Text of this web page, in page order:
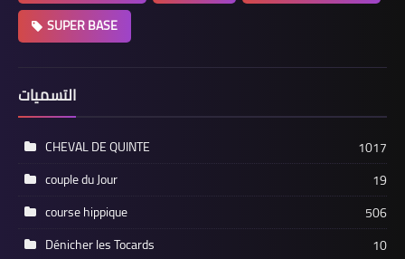
SUPER BASE
التسميات
CHEVAL DE QUINTE
1017
couple du Jour
19
course hippique
506
Dénicher les Tocards
10